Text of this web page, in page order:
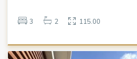
3 2 115.00